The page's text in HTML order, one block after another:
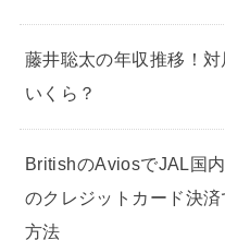
藤井聡太の年収推移！
いくら？
BritishのAviosでJAL国
のクレジットカード決
方法